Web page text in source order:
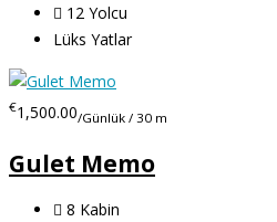
12 Yolcu
Lüks Yatlar
€1,500.00/Günlük / 30 m
Gulet Memo
8 Kabin